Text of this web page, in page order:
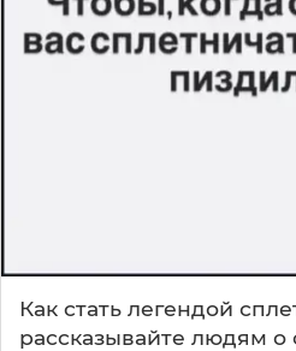
Как стать легендой
рассказывайте людям о